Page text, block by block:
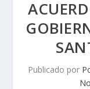
Publicado por